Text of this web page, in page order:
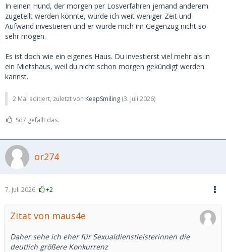
In einen Hund, der morgen per Losverfahren jemand anderem
zugeteilt werden könnte, würde ich weit weniger Zeit und
Aufwand investieren und er würde mich im Gegenzug nicht so
sehr mögen.
Es ist doch wie ein eigenes Haus. Du investierst viel mehr als in
ein Mietshaus, weil du nicht schon morgen gekündigt werden
kannst.
2 Mal editiert, zuletzt von KeepSmiling (3. Juli 2026)
Sd7 gefällt das.
or274
7. Juli 2026 +2
Zitat von maus4e
Daher sehe ich eher für Sexualdienstleisterinnen die
deutlich größere Konkurrenz